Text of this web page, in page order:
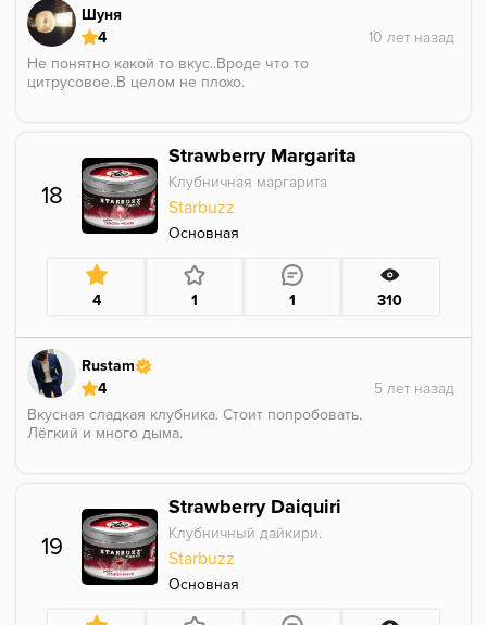
Шуня
4
Не понятно какой то вкус..Вроде что то
цитрусовое..В целом не плохо.
18
Strawberry Margarita
Клубничная маргарита
Starbuzz
Основная
4 1 1 310
Rustam
4
Вкусная сладкая клубника. Стоит попробовать.
Лёгкий и много дыма.
19
Strawberry Daiquiri
Клубничный дайкири.
Starbuzz
Основная